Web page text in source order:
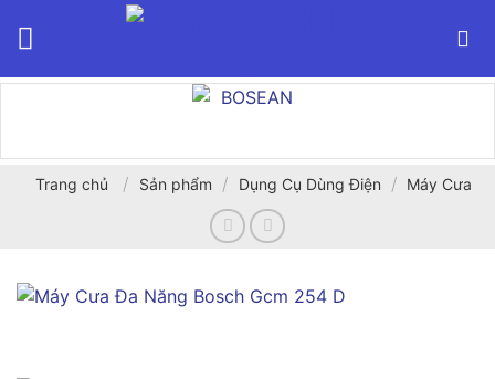
Trang chủ / Sản phẩm / Dụng Cụ Dùng Điện / Máy Cưa